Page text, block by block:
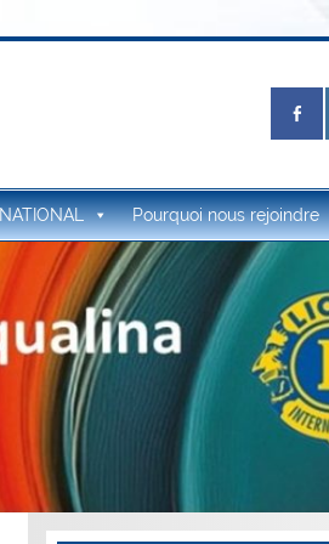
Pourquoi nous rejoindre